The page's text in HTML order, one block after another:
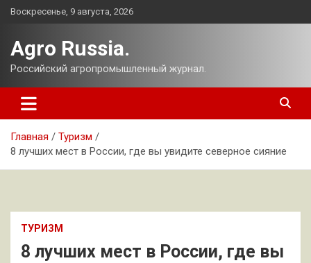
Перейти
Воскресенье, 9 августа, 2026
Agro Russia.
Российский агропромышленный журнал.
Главная
Туризм
8 лучших мест в России, где вы увидите северное сияние
ТУРИЗМ
8 лучших мест в России, где вы